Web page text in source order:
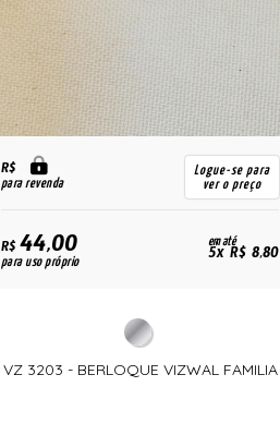
R$
para revenda
Logue-se para
ver o preço
R$44,00
para uso próprio
em até
5x R$ 8,80
VZ 3203 - BERLOQUE VIZWAL FAMILIA